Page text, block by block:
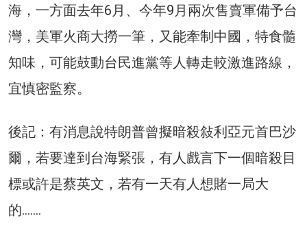
海，一方面去年6月、今年9月兩次售賣軍備予台
灣，美軍火商大撈一筆，又能牽制中國，特食髓
知味，可能鼓動台民進黨等人轉走較激進路線，
宜慎密監察。
後記：有消息說特朗普曾擬暗殺敍利亞元首巴沙
爾，若要達到台海緊張，有人戲言下一個暗殺目
標或許是蔡英文，若有一天有人想賭一局大
的…….